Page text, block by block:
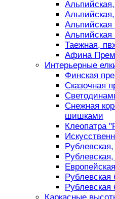
Альпийская
Альпийская
Таежная,
Афина
Интерьерные
Финская
Сказочная
Снежная
шишками
Клеопатра
Рублевская
Рублевская